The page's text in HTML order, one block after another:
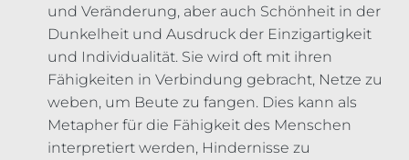
und Veränderung, aber auch Schönheit in der
Dunkelheit und Ausdruck der Einzigartigkeit
und Individualität. Sie wird oft mit ihren
Fähigkeiten in Verbindung gebracht, Netze zu
weben, um Beute zu fangen. Dies kann als
Metapher für die Fähigkeit des Menschen
interpretiert werden, Hindernisse zu